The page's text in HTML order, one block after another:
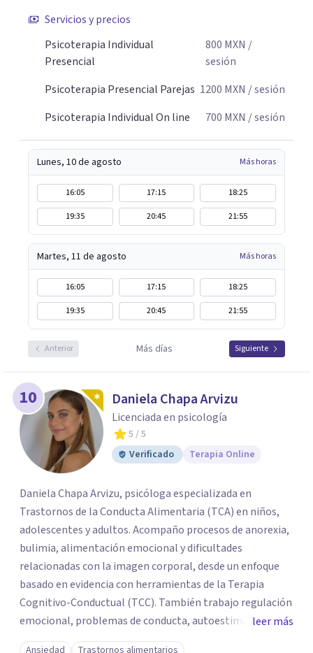
Servicios y precios
Psicoterapia Individual
Presencial
800 MXN /
sesión
Psicoterapia Presencial Parejas 1200 MXN / sesión
Psicoterapia Individual On line
700 MXN / sesión
Lunes, 10 de agosto Más horas
16:05 17:15
18:25
19:35
20:45 21:55
Martes, 11 de agosto Más horas
16:05 17:15
18:25
19:35
20:45 21:55
Anterior Más días Siguiente
10 Daniela Chapa Arvizu
Licenciada en psicología
5 / 5
Verificado
Terapia Online
Daniela Chapa Arvizu, psicóloga especializada en
Trastornos de la Conducta Alimentaria (TCA) en niños,
adolescentes y adultos. Acompaño procesos de anorexia,
bulimia, alimentación emocional y dificultades
relacionadas con la imagen corporal, desde un enfoque
basado en evidencia con herramientas de la Terapia
Cognitivo-Conductual (TCC). También trabajo regulación
emocional, problemas de conducta, autoestima y
desarrollo de habilidades sociales y emocionales en
leer más
Ansiedad Trastornos alimentarios